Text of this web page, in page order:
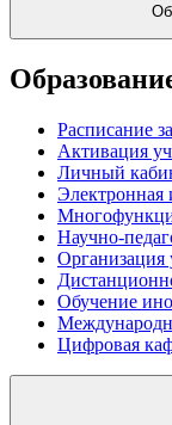
Расписание
Активация
Личный
Электронная
Научно-
Организация
Обучение
Цифровая